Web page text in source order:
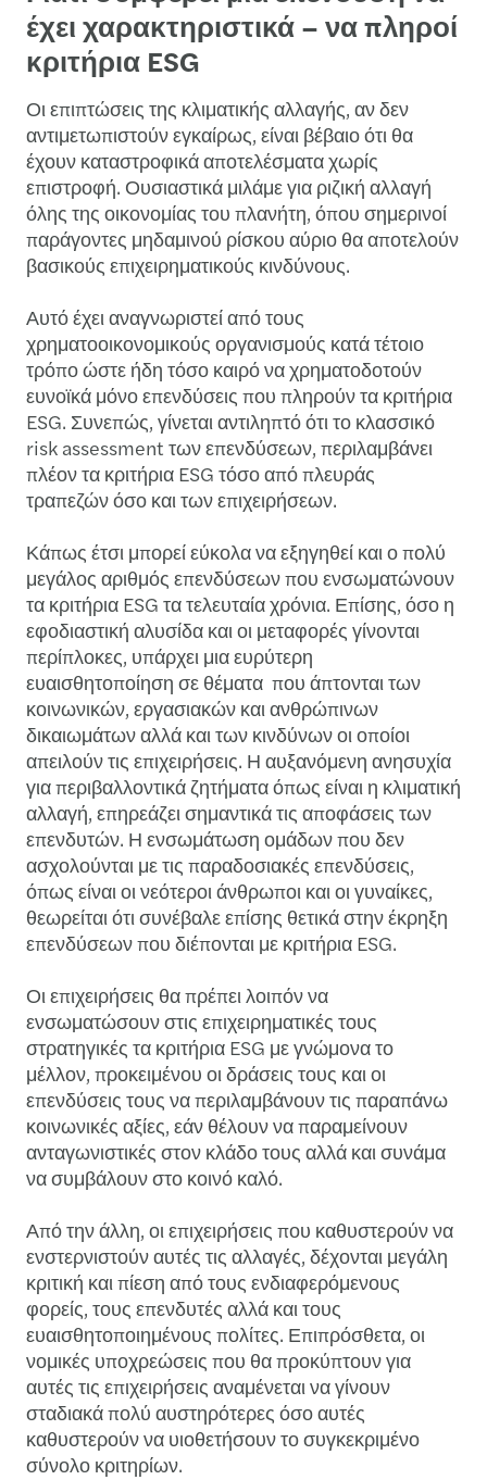
έχει χαρακτηριστικά – να πληροί
κριτήρια ESG
Οι επιπτώσεις της κλιματικής αλλαγής, αν δεν
αντιμετωπιστούν εγκαίρως, είναι βέβαιο ότι θα
έχουν καταστροφικά αποτελέσματα χωρίς
επιστροφή. Ουσιαστικά μιλάμε για ριζική αλλαγή
όλης της οικονομίας του πλανήτη, όπου σημερινοί
παράγοντες μηδαμινού ρίσκου αύριο θα αποτελούν
βασικούς επιχειρηματικούς κινδύνους.
Αυτό έχει αναγνωριστεί από τους
χρηματοοικονομικούς οργανισμούς κατά τέτοιο
τρόπο ώστε ήδη τόσο καιρό να χρηματοδοτούν
ευνοϊκά μόνο επενδύσεις που πληρούν τα κριτήρια
ESG. Συνεπώς, γίνεται αντιληπτό ότι το κλασσικό
risk assessment των επενδύσεων, περιλαμβάνει
πλέον τα κριτήρια ESG τόσο από πλευράς
τραπεζών όσο και των επιχειρήσεων.
Κάπως έτσι μπορεί εύκολα να εξηγηθεί και ο πολύ
μεγάλος αριθμός επενδύσεων που ενσωματώνουν
τα κριτήρια ESG τα τελευταία χρόνια. Επίσης, όσο η
εφοδιαστική αλυσίδα και οι μεταφορές γίνονται
περίπλοκες, υπάρχει μια ευρύτερη
ευαισθητοποίηση σε θέματα που άπτονται των
κοινωνικών, εργασιακών και ανθρώπινων
δικαιωμάτων αλλά και των κινδύνων οι οποίοι
απειλούν τις επιχειρήσεις. Η αυξανόμενη ανησυχία
για περιβαλλοντικά ζητήματα όπως είναι η κλιματική
αλλαγή, επηρεάζει σημαντικά τις αποφάσεις των
επενδυτών. Η ενσωμάτωση ομάδων που δεν
ασχολούνται με τις παραδοσιακές επενδύσεις,
όπως είναι οι νεότεροι άνθρωποι και οι γυναίκες,
θεωρείται ότι συνέβαλε επίσης θετικά στην έκρηξη
επενδύσεων που διέπονται με κριτήρια ESG.
Οι επιχειρήσεις θα πρέπει λοιπόν να
ενσωματώσουν στις επιχειρηματικές τους
στρατηγικές τα κριτήρια ESG με γνώμονα το
μέλλον, προκειμένου οι δράσεις τους και οι
επενδύσεις τους να περιλαμβάνουν τις παραπάνω
κοινωνικές αξίες, εάν θέλουν να παραμείνουν
ανταγωνιστικές στον κλάδο τους αλλά και συνάμα
να συμβάλουν στο κοινό καλό.
Από την άλλη, οι επιχειρήσεις που καθυστερούν να
ενστερνιστούν αυτές τις αλλαγές, δέχονται μεγάλη
κριτική και πίεση από τους ενδιαφερόμενους
φορείς, τους επενδυτές αλλά και τους
ευαισθητοποιημένους πολίτες. Επιπρόσθετα, οι
νομικές υποχρεώσεις που θα προκύπτουν για
αυτές τις επιχειρήσεις αναμένεται να γίνουν
σταδιακά πολύ αυστηρότερες όσο αυτές
καθυστερούν να υιοθετήσουν το συγκεκριμένο
σύνολο κριτηρίων.